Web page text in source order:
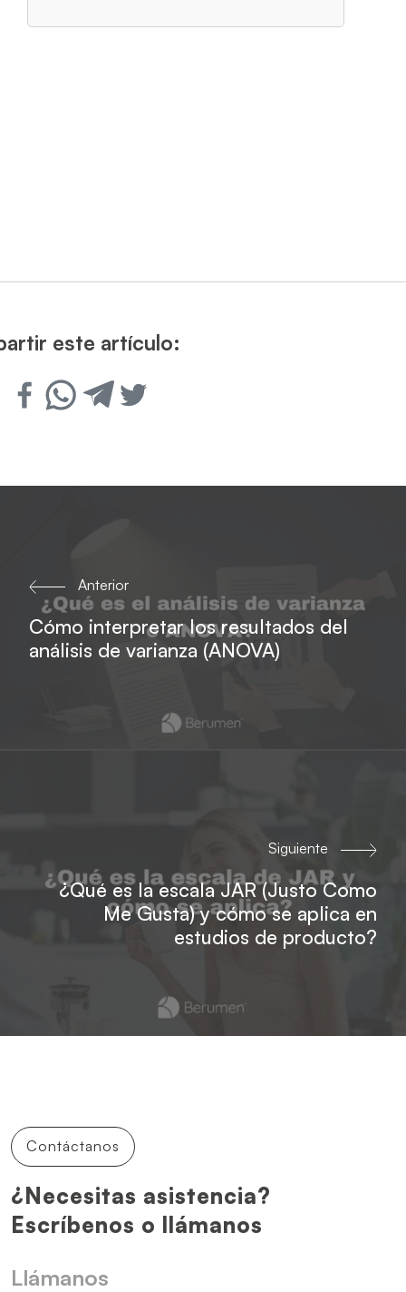
este artículo:
Anterior
Cómo interpretar los resultados del
análisis de varianza (ANOVA)
Siguiente
¿Qué es la escala JAR (Justo Como
Me Gusta) y cómo se aplica en
estudios de producto?
Contáctanos
¿Necesitas asistencia?
Escríbenos o llámanos
Llámanos